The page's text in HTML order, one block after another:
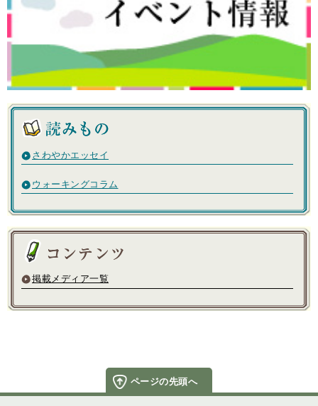
さわやかエッセイ
ウォーキングコラム
掲載メディア一覧
ページの先頭へ